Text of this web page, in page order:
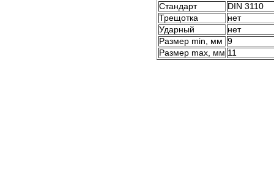
Стандарт
DIN 3110
Трещотка
нет
Ударный
нет
Размер min, мм 9
Размер max, мм 11